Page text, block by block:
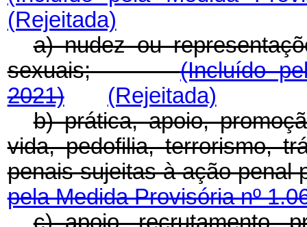
(Rejeitada)
a) nudez ou
sexuais;(Incluído
2021)
(Rejeitada)
b) prática, apoio,
vida, pedofilia, terrorismo,
penais sujeitas à ação
pela Medida Provisória nº
c) apoio, recrutamento,